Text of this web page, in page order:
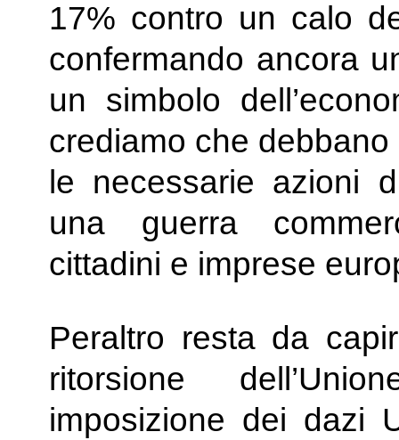
17% contro un calo
confermando ancora
un simbolo
crediamo che
le necessarie azioni
una guerra
cittadini e imprese
Peraltro resta da
ritorsione
imposizione dei dazi